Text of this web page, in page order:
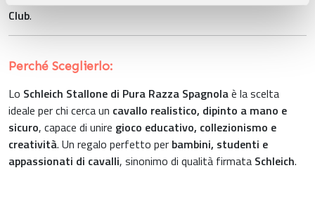
pubblicità e social media, i quali potrebbero combinarle
con altre informazioni che ha fornito loro o che hanno
Club.
Perché Sceglierlo:
Lo Schleich Stallone di Pura Razza Spagnolaè la scelta
ideale per chi cerca un cavallo realistico, dipinto a mano e
sicuro, capace di unire gioco educativo, collezionismo e
creatività. Un regalo perfetto per bambini, studenti e
appassionati di cavalli, sinonimo di qualità firmata Schleich.